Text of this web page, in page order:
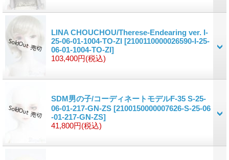
LINA CHOUCHOU/Therese-Endearing ver. I-
25-06-01-1004-TO-ZI [2100110000026590-I-25-
06-01-1004-TO-ZI]
103,400円(税込)
SDM男の子/コーディネートモデルF-35 S-25-
06-01-217-GN-ZS [2100150000007626-S-25-06
-01-217-GN-ZS]
41,800円(税込)